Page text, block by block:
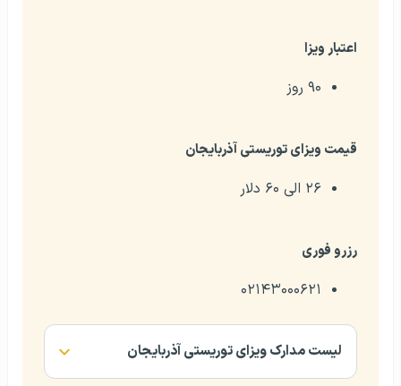
اعتبار ویزا
۹۰ روز
قیمت ویزای توریستی آذربایجان
۲۶ الی ۶۰ دلار
رزرو فوری
۰۲۱۴۳۰۰۰۶۲۱
لیست مدارک ویزای توریستی آذربایجان